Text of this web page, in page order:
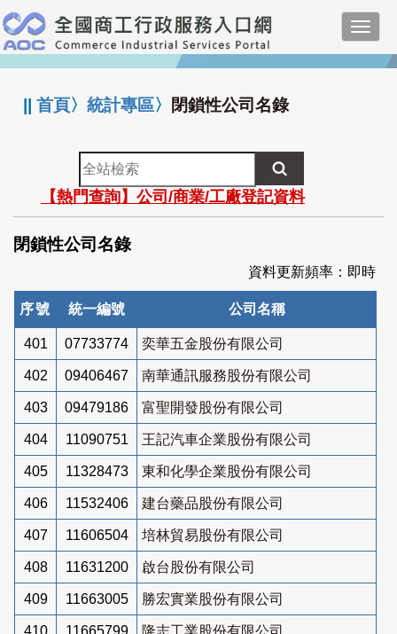
跳
到
主
要
:::
||首頁〉統計專區〉 閉鎖性公司名錄
全
站
檢
索
【熱門查詢】公司/商業/工廠登記資料
閉鎖性公司名錄
資料更新頻率：即時
序號 統一編號 公司名稱
401 07733774 奕華五金股份有限公司
402 09406467 南華通訊服務股份有限公司
403 09479186 富聖開發股份有限公司
404 11090751 王記汽車企業股份有限公司
405 11328473 東和化學企業股份有限公司
406 11532406 建台藥品股份有限公司
407 11606504 培林貿易股份有限公司
408 11631200 啟台股份有限公司
409 11663005 勝宏實業股份有限公司
410 11665799 隆志工業股份有限公司